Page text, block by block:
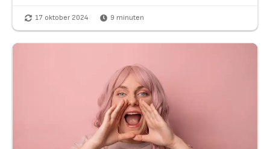
17 oktober 2024 9 minuten